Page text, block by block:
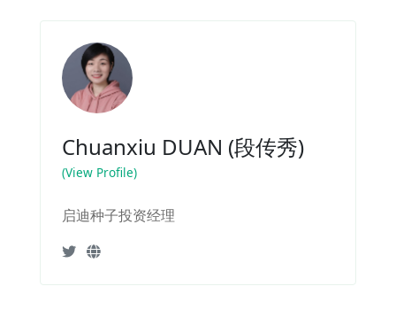
Chuanxiu DUAN (段传秀)
(View Profile)
启迪种子投资经理